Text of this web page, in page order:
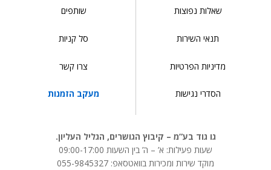
שאלות נפוצות
תנאי השירות
מדיניות הפרטיות
הסדרי נגישות
שותפים
סל קניות
צרו קשר
מעקב הזמנות
גו גוד בע”מ – קיבוץ הגושרים, הגליל העליון.
שעות פעילות: א’ – ה’ בין השעות 09:00-17:00
מוקד שירות ומכירות בוואטסאפ: 055-9845327